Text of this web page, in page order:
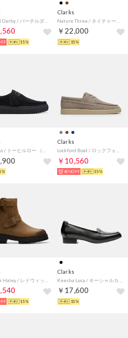
15%
Clarks
￥22,000
15%
Clarks
￥10,560
40%OFF 15%
15%
Clarks
￥17,600
15%